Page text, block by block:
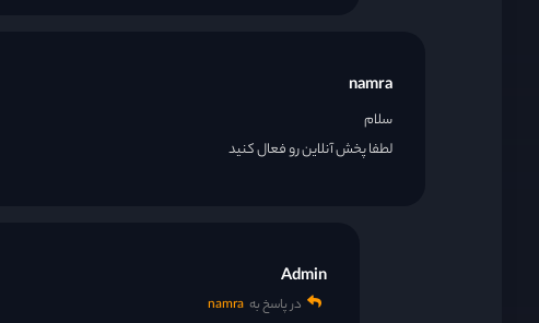
namra
سلام
لطفا پخش آنلاین رو فعال کنید
Admin
در پاسخ به namra